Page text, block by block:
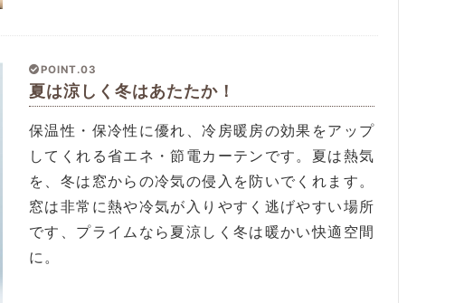
POINT.03
夏は涼しく冬はあたたか！
保温性・保冷性に優れ、冷房暖房の効果をアップ
してくれる省エネ・節電カーテンです。夏は熱気
を、冬は窓からの冷気の侵入を防いでくれます。
窓は非常に熱や冷気が入りやすく逃げやすい場所
です、プライムなら夏涼しく冬は暖かい快適空間
に。